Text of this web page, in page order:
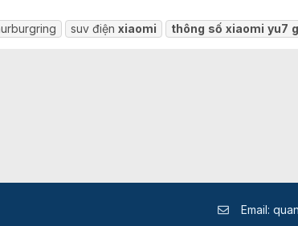
suv điệnxiaomi thông số xiaomi yu7
Email: